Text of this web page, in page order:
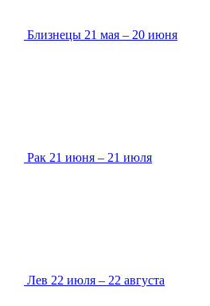
Близнецы 21 мая – 20 июня
Рак 21 июня – 21 июля
Лев 22 июля – 22 августа